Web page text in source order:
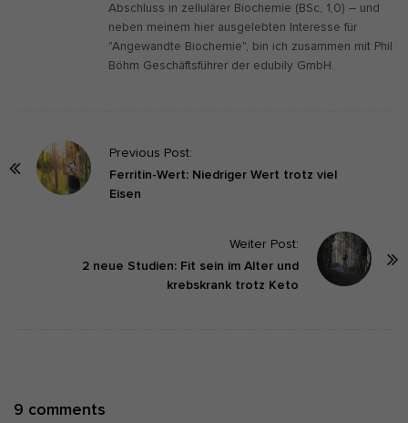
Abschluss in zellulärer Biochemie (BSc, 1,0) – und
neben meinem hier ausgelebten Interesse für
"Angewandte Biochemie", bin ich zusammen mit Phil
Böhm Geschäftsführer der edubily GmbH.
Previous Post:
Ferritin-Wert: Niedriger Wert trotz viel
Eisen
Weiter Post:
2 neue Studien: Fit sein im Alter und
krebskrank trotz Keto
9 comments